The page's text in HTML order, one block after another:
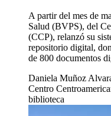
A partir del mes de
Salud (BVPS), del
(CCP), relanzó su
repositorio digital,
de 800 documentos
Daniela Muñoz
Centro
biblioteca